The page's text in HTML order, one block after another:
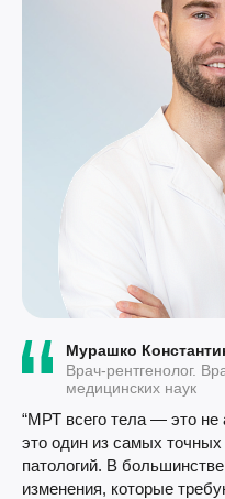
Мурашко
Врач-рентгенолог.
медицинских наук
“МРТ всего тела — это не
это один из самых
патологий. В
изменения, которые